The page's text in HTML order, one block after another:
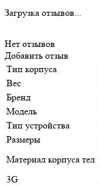
Загрузка отзывов...
Нет отзывов
Добавить отзыв
Тип корпуса
Вес
Бренд
Модель
Тип устройства
Размеры
Материал корпуса тел
3G